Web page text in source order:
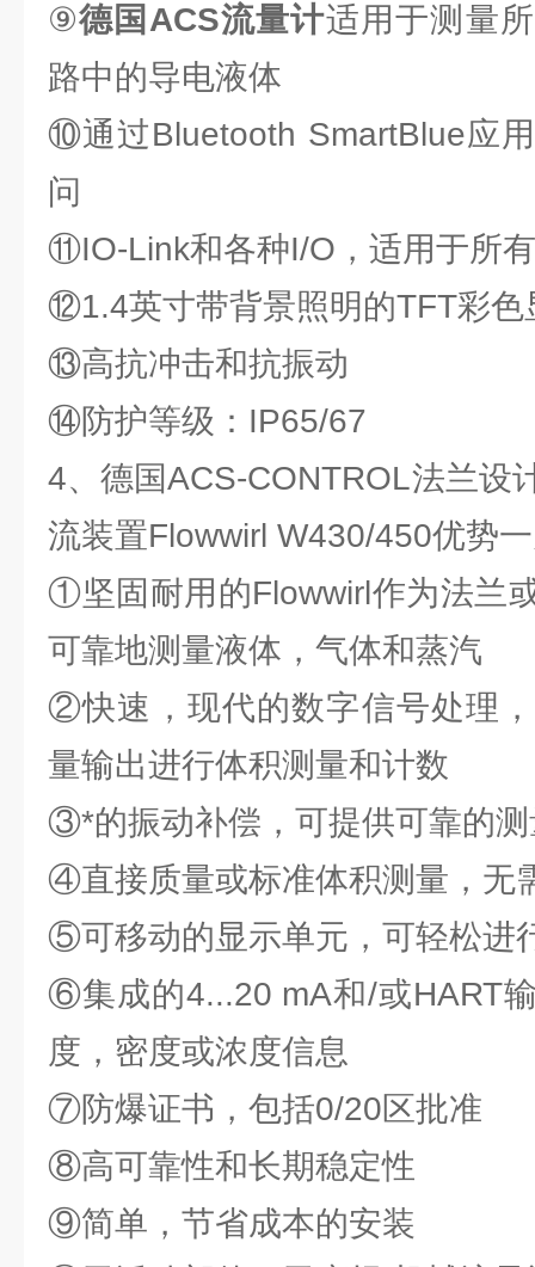
⑨德国ACS流量计适用于测量
路中的导电液体
⑩通过Bluetooth SmartBlue应
问
⑪IO-Link和各种I/O，适用于所
⑫1.4英寸带背景照明的TFT彩色
⑬高抗冲击和抗振动
⑭防护等级：IP65/67
4、德国ACS-CONTROL法兰设
流装置Flowwirl W430/450优势
①坚固耐用的Flowwirl作为法兰
可靠地测量液体，气体和蒸汽
②快速，现代的数字信号处理
量输出进行体积测量和计数
③*的振动补偿，可提供可靠的
④直接质量或标准体积测量，无
⑤可移动的显示单元，可轻松进
⑥集成的4...20 mA和/或HART
度，密度或浓度信息
⑦防爆证书，包括0/20区批准
⑧高可靠性和长期稳定性
⑨简单，节省成本的安装